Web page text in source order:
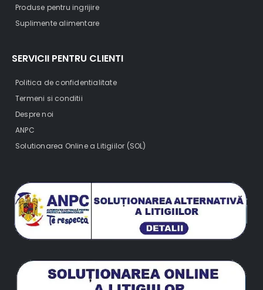
Produse pentru ingrijire
Suplimente alimentare
SERVICII PENTRU CLIENTI
Politica de confidentialitate
Termeni si conditii
Despre noi
ANPC
Solutionarea Online a Litigiilor (SOL)